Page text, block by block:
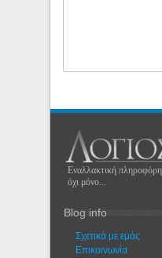
Εναλλακτική
όχι μόνο...
Blog info
Σχετικά με εμάς
Eπικοινωνία